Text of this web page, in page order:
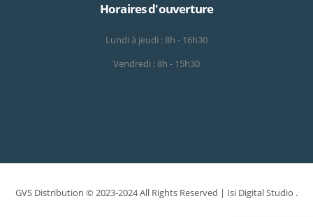
Horaires d'ouverture
Lundi à jeudi : 8h - 16h30
Vendredi : 8h - 15h30
GVS Distribution © 2023-2024 All Rights Reserved | Isi Digital Studio .